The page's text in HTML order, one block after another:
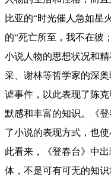
比亚的“时光催人急如星
的“死亡所至，我不在彼
小说人物的思想状况和
采、谢林等哲学家的深
谑事件，以此表现了陈
默感和丰富的知识。《
了小说的表现方式，也
此看来，《登春台》中
体，不是可有可无的知